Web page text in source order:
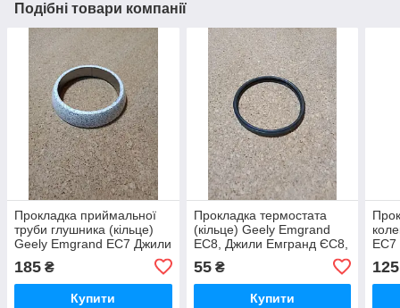
Подібні товари компанії
Прокладка приймальної
труби глушника (кільце)
Geely Emgrand EC7 Джили
Емгранд ЄС7
185 ₴
Купити
Прокладка термостата
(кільце) Geely Emgrand
EC8, Джили Емгранд ЄС8,
55₴
Купити
EC7
125